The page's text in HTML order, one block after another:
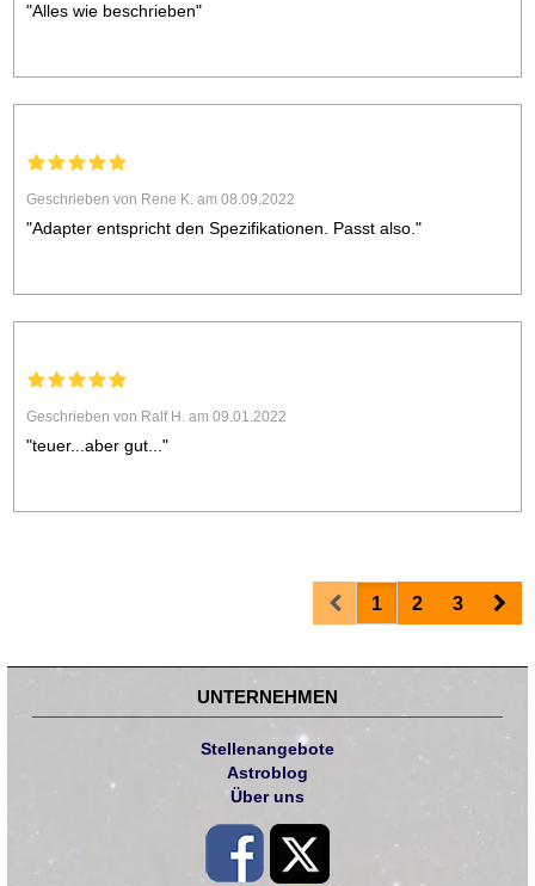
"Alles wie beschrieben"
Geschrieben von Rene K. am 08.09.2022
"Adapter entspricht den Spezifikationen. Passt also."
Geschrieben von Ralf H. am 09.01.2022
"teuer...aber gut..."
Prev1 2 3
UNTERNEHMEN
Stellenangebote
Astroblog
Über uns